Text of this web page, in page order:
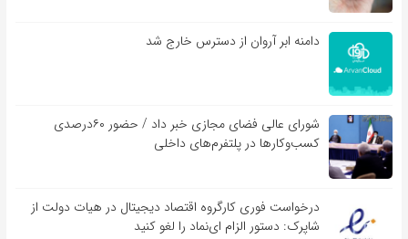
دامنه ابر آروان از دسترس خارج شد
شورای عالی فضای مجازی خبر داد / حضور ۶۰درصدی
کسب‌و‌کارها در پلتفرم‌های داخلی
درخواست فوری کارگروه اقتصاد دیجیتال در هیات دولت از
شاپرک: دستور الزام ای‌نماد را لغو کنید